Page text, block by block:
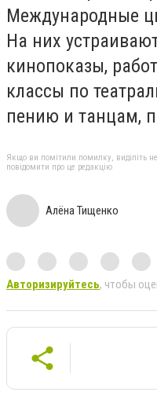
Международные
На них
кинопоказы,
классы по
пению и танцам,
Якщо ви помітили помилку, виділіть
повідомити про це редакцію
Алёна Тищенко
Авторизируйтесь, чтобы